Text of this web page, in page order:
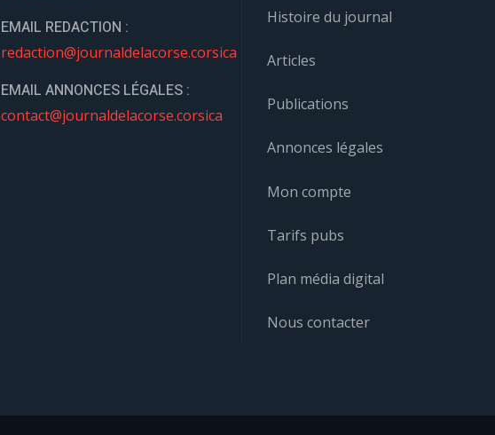
EMAIL REDACTION :
redaction@journaldelacorse.corsica
EMAIL ANNONCES LÉGALES :
contact@journaldelacorse.corsica
Histoire du journal
Articles
Publications
Annonces légales
Mon compte
Tarifs pubs
Plan média digital
Nous contacter